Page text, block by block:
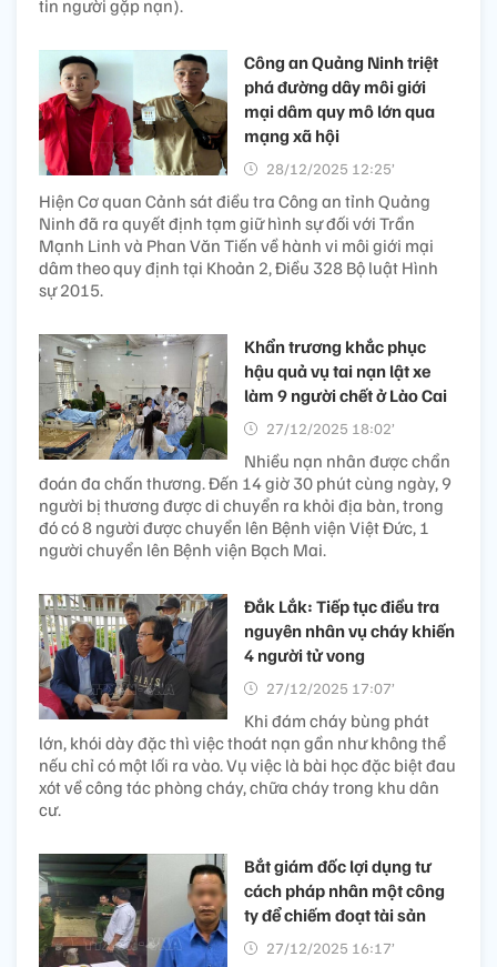
tin người gặp nạn).
Công an Quảng Ninh triệt
phá đường dây môi giới
mại dâm quy mô lớn qua
mạng xã hội
28/12/2025 12:25’
Hiện Cơ quan Cảnh sát điều tra Công an tỉnh Quảng
Ninh đã ra quyết định tạm giữ hình sự đối với Trần
Mạnh Linh và Phan Văn Tiến về hành vi môi giới mại
dâm theo quy định tại Khoản 2, Điều 328 Bộ luật Hình
sự 2015.
Khẩn trương khắc phục
hậu quả vụ tai nạn lật xe
làm 9 người chết ở Lào Cai
27/12/2025 18:02’
Nhiều nạn nhân được chẩn
đoán đa chấn thương. Đến 14 giờ 30 phút cùng ngày, 9
người bị thương được di chuyển ra khỏi địa bàn, trong
đó có 8 người được chuyển lên Bệnh viện Việt Đức, 1
người chuyển lên Bệnh viện Bạch Mai.
Đắk Lắk: Tiếp tục điều tra
nguyên nhân vụ cháy khiến
4 người tử vong​
27/12/2025 17:07’
Khi đám cháy bùng phát
lớn, khói dày đặc thì việc thoát nạn gần như không thể
nếu chỉ có một lối ra vào. Vụ việc là bài học đặc biệt đau
xót về công tác phòng cháy, chữa cháy trong khu dân
cư.
Bắt giám đốc lợi dụng tư
cách pháp nhân một công
ty để chiếm đoạt tài sản
27/12/2025 16:17’